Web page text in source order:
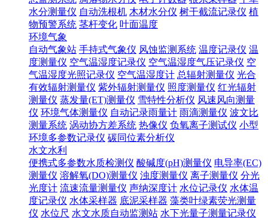
水分测量仪 自动洗根机 木材水分仪 树干截流记录仪 植
物预警系统 茎杆变化 叶面温度
环境气象
自动气象站 手持式气象仪 风蚀监测系统 温度记录仪 温
度测量仪 空气温湿度记录仪 空气温湿度气压记录仪 空
气温湿度光照记录仪 空气温湿度计 总辐射测量仪 光合
有效辐射测量仪 紫外辐射测量仪 照度测量仪 红光辐射
测量仪 蒸发量(ET)测量仪 雪特性分析仪 风速风向测量
仪 环境气体测量仪 自动记录雨量计 雨滴测量仪 波文比
测量系统 涡动协方差系统 热像仪 负氧离子测试仪 小型
环境多参数记录仪 碳同位素分析仪
水文水利
便携式多参数水质检测仪 酸碱度(pH)测量仪 电导率(EC)
测量仪 溶解氧(DO)测量仪 浊度测量仪 离子测量仪 分光
光度计 流速流量测量仪 声纳深度计 水位记录仪 水体温
度记录仪 水体采样器 底泥采样器 藻类叶绿素荧光测量
仪 水位尺 水文水质自动监测站 水下光量子测量记录仪